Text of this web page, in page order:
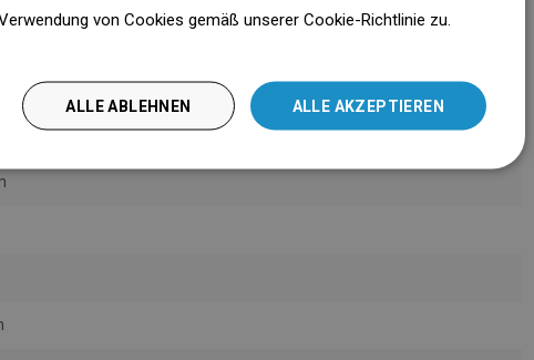
LITHUANIAN
ROMANIAN
von Cookies gemäß unserer Cookie-Richtlinie zu.
ALLE AKZEPTIEREN
ALLE ABLEHNEN